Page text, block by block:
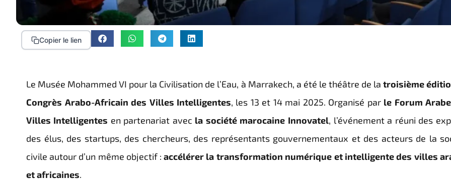
Copier le lien
Le Musée Mohammed VI pour la Civilisation de l’Eau, à Marrakech, a été le théâtre de la troisième
Congrès Arabo-Africain des Villes Intelligentes, les 13 et 14 mai 2025. Organisé par le Forum
Villes Intelligentes en partenariat avec la société marocaine Innovatel, l’événement a réuni des
des élus, des startups, des chercheurs, des représentants gouvernementaux et des acteurs de la
civile autour d’un même objectif : accélérer la transformation numérique et intelligente des villes
et africaines.